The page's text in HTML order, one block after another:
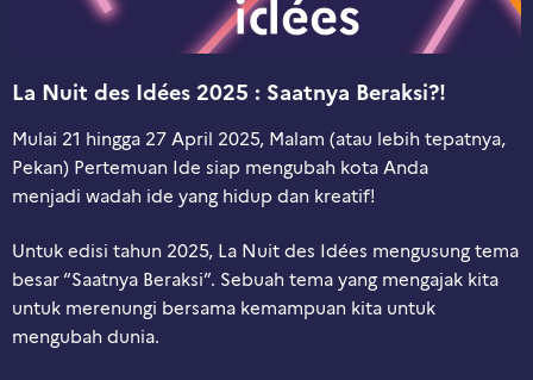
La Nuit des Idées 2025 : Saatnya Beraksi?!
Mulai 21 hingga 27 April 2025, Malam (atau lebih tepatnya,
Pekan) Pertemuan Ide siap mengubah kota Anda
menjadi wadah ide yang hidup dan kreatif!
Untuk edisi tahun 2025, La Nuit des Idées mengusung tema
besar “Saatnya Beraksi”. Sebuah tema yang mengajak kita
untuk merenungi bersama kemampuan kita untuk
mengubah dunia.